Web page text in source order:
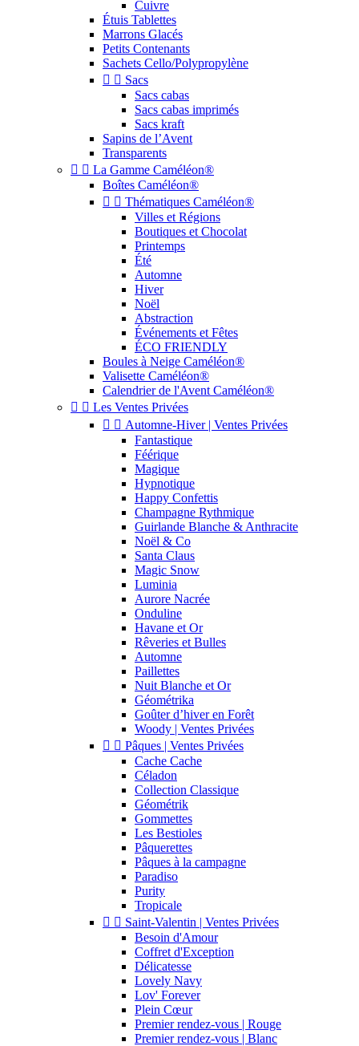
Cuivre
Étuis Tablettes
Marrons Glacés
Petits Contenants
Sachets Cello/Polypropylène
  Sacs
Sacs cabas
Sacs cabas imprimés
Sacs kraft
Sapins de l’Avent
Transparents
  La Gamme Caméléon®
Boîtes Caméléon®
  Thématiques Caméléon®
Villes et Régions
Boutiques et Chocolat
Printemps
Été
Automne
Hiver
Noël
Abstraction
Événements et Fêtes
ÉCO FRIENDLY
Boules à Neige Caméléon®
Valisette Caméléon®
Calendrier de l'Avent Caméléon®
  Les Ventes Privées
  Automne-Hiver | Ventes Privées
Fantastique
Féérique
Magique
Hypnotique
Happy Confettis
Champagne Rythmique
Guirlande Blanche & Anthracite
Noël & Co
Santa Claus
Magic Snow
Luminia
Aurore Nacrée
Onduline
Havane et Or
Rêveries et Bulles
Automne
Paillettes
Nuit Blanche et Or
Géométrika
Goûter d’hiver en Forêt
Woody | Ventes Privées
  Pâques | Ventes Privées
Cache Cache
Céladon
Collection Classique
Géométrik
Gommettes
Les Bestioles
Pâquerettes
Pâques à la campagne
Paradiso
Purity
Tropicale
  Saint-Valentin | Ventes Privées
Besoin d'Amour
Coffret d'Exception
Délicatesse
Lovely Navy
Lov' Forever
Plein Cœur
Premier rendez-vous | Rouge
Premier rendez-vous | Blanc